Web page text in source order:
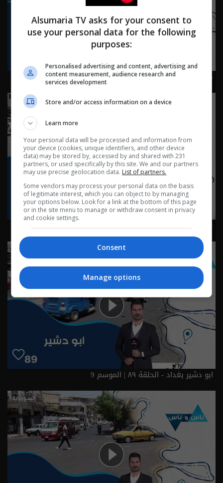
كربلاء: كرم لا ينتهي في طريق الحسين - ناس وناس م٩ -
بغداد ساحة الرصافي - ناس وناس م٩ - الحلقة ٩٠ | الموسم 9
ابو دشير بغداد - الحلقة ٨٩ | الموسم 9
Alsumaria TV asks for your consent to
use your personal data for the following
purposes:
Personalised advertising and content, advertising and
content measurement, audience research and
services development
Store and/or access information on a device
Learn more
Your personal data will be processed and information from
your device (cookies, unique identifiers, and other device
data) may be stored by, accessed by and shared with 231
partners, or used specifically by this site. We and our partners
may use precise geolocation data. List of partners.
Some vendors may process your personal data on the basis
of legitimate interest, which you can object to by managing
your options below. Look for a link at the bottom of this page
or in the site menu to manage or withdraw consent in privacy
and cookie settings.
Consent
Manage options